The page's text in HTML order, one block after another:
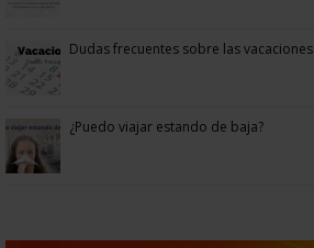
Dudas frecuentes sobre las vacaciones
¿Puedo viajar estando de baja?